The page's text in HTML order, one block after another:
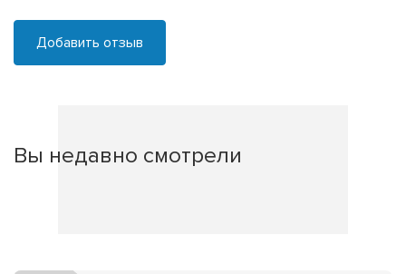
Добавить отзыв
Вы недавно смотрели